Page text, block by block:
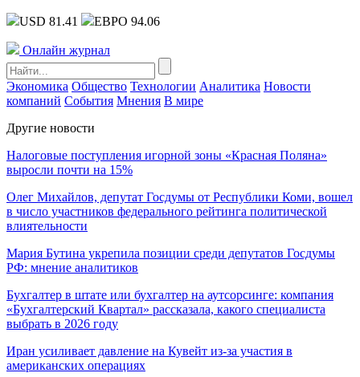
USD 81.41 ЕВРО 94.06
Онлайн журнал
Экономика Общество Технологии Аналитика Новости
компаний События Мнения В мире
Другие новости
Налоговые поступления игорной зоны «Красная Поляна»
выросли почти на 15%
Олег Михайлов, депутат Госдумы от Республики Коми, вошел
в число участников федерального рейтинга политической
влиятельности
Мария Бутина укрепила позиции среди депутатов Госдумы
РФ: мнение аналитиков
Бухгалтер в штате или бухгалтер на аутсорсинге: компания
«Бухгалтерский Квартал» рассказала, какого специалиста
выбрать в 2026 году
Иран усиливает давление на Кувейт из-за участия в
американских операциях